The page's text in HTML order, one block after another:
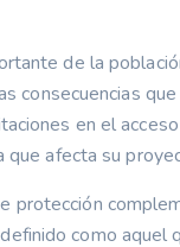
de la
consecuencias
en el
que afecta su
protección
como aquel